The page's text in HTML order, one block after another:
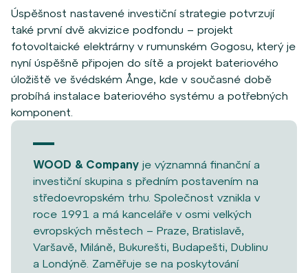
Úspěšnost nastavené investiční strategie potvrzují
také první dvě akvizice podfondu – projekt
fotovoltaické elektrárny v rumunském Gogosu, který je
nyní úspěšně připojen do sítě a projekt bateriového
úložiště ve švédském Ånge, kde v současné době
probíhá instalace bateriového systému a potřebných
komponent.
WOOD & Company je významná finanční a
investiční skupina s předním postavením na
středoevropském trhu. Společnost vznikla v
roce 1991 a má kanceláře v osmi velkých
evropských městech – Praze, Bratislavě,
Varšavě, Miláně, Bukurešti, Budapešti, Dublinu
a Londýně. Zaměřuje se na poskytování